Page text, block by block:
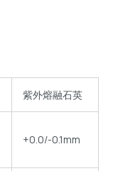
紫外熔融石英
+0.0/-0.1mm